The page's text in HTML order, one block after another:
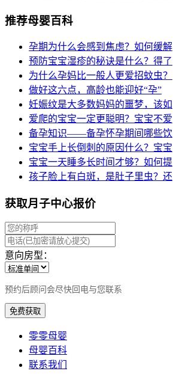
推荐母婴百科
孕期为什么会感到焦虑？如何缓解
预防宝宝湿疹的秘诀是什么？得了
为什么孕妈比一般人更爱招蚊虫？
做好这六点，高龄也能迎好“孕”
妊娠纹是大多数妈妈的噩梦，该如
爱爬的宝宝一定更聪明？宝宝不爱
备孕知识——备孕怀孕期间哪些饮
宝宝手上长倒刺的原因什么？宝宝
宝宝一天睡多长时间才够？如何提
孩子脸上有白斑，是肚子里虫？还
获取月子中心报价
意向房型：
预约后顾问会尽快回电与您联系
免费获取
零零母婴
母婴百科
联系我们